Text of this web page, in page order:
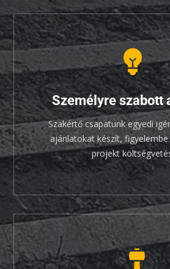
Személyre szabott
Szakértő csapatunk egyedi
ajánlatokat készít,
projekt